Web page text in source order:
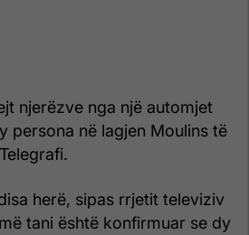
njerëzve nga një automjet
persona në lagjen Moulins të
herë, sipas rrjetit televiziv
tani është konfirmuar se dy